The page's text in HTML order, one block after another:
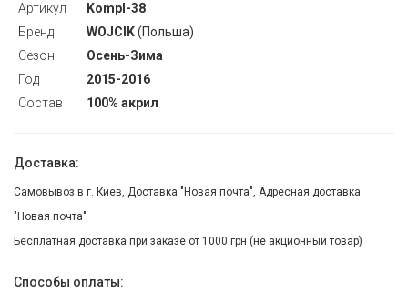
Артикул
Kompl-38
Бренд
WOJCIK(Польша)
Сезон
Осень-Зима
Год
2015-2016
Состав
100% акрил
Доставка:
Самовывоз в г. Киев, Доставка "Новая почта", Адресная доставка
"Новая почта"
Бесплатная доставка при заказе от 1000 грн (не акционный товар)
Способы оплаты: